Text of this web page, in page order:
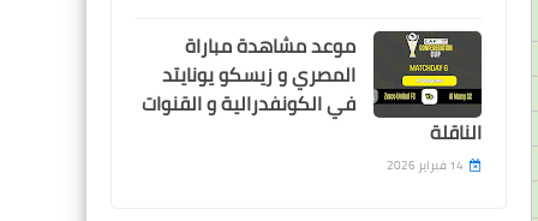
موعد مشاهدة مباراة
المصري و زيسكو يونايتد
في الكونفدرالية و القنوات
الناقلة
14 فبراير 2026
Egypt
صلاح يواصل التسجيل و يقود
ليفربول لفوز "ضبابى" على